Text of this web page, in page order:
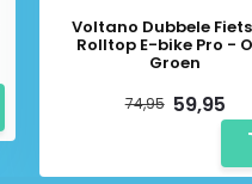
Voltano Dubbele
Rolltop E-bike Pro -
Groen
74,95 59,95